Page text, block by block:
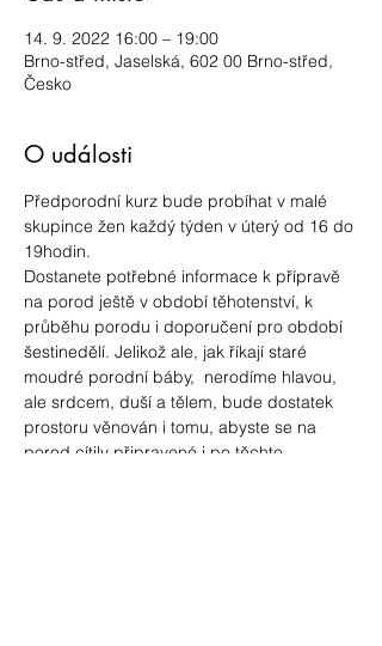
14. 9. 2022 16:00 – 19:00
Brno-střed, Jaselská, 602 00 Brno-střed,
Česko
O události
Předporodní kurz bude probíhat v malé
skupince žen každý týden v úterý od 16 do
19hodin.
Dostanete potřebné informace k přípravě
na porod ještě v období těhotenství, k
průběhu porodu i doporučení pro období
šestinedělí. Jelikož ale, jak říkají staré
moudré porodní báby,  nerodíme hlavou,
ale srdcem, duší a tělem, bude dostatek
prostoru věnován i tomu, abyste se na
porod cítily připravené i po těchto